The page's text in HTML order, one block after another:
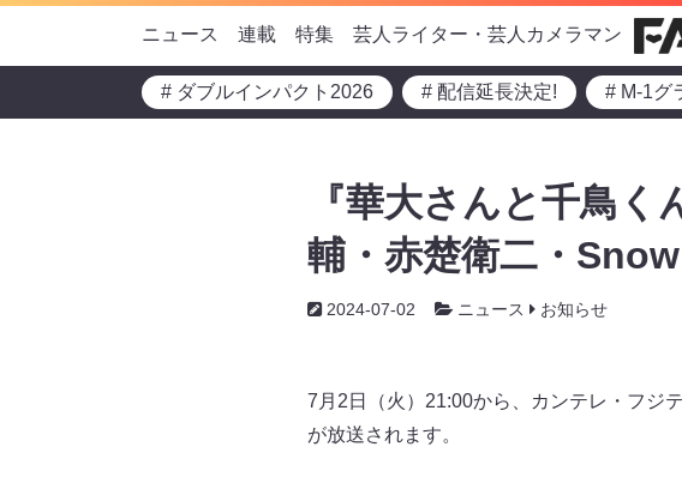
ニュース 連載 特集 芸人ライター・芸人カメラマン
# ダブルインパクト2026 # 配信延長決定! # M-1グ
『華大さんと千鳥
輔・赤楚衛二・
2024-07-02 ニュース お知らせ
7月2日（火）21:00から、カンテレ・フジ
が放送されます。